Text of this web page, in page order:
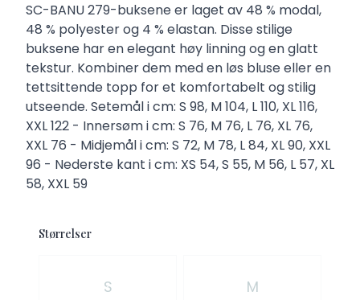
Description
SC-BANU 279-buksene er laget av 48 % modal,
48 % polyester og 4 % elastan. Disse stilige
buksene har en elegant høy linning og en glatt
tekstur. Kombiner dem med en løs bluse eller en
tettsittende topp for et komfortabelt og stilig
utseende. Setemål i cm: S 98, M 104, L 110, XL 116,
XXL 122 - Innersøm i cm: S 76, M 76, L 76, XL 76,
XXL 76 - Midjemål i cm: S 72, M 78, L 84, XL 90, XXL
96 - Nederste kant i cm: XS 54, S 55, M 56, L 57, XL
58, XXL 59
Størrelser
S M